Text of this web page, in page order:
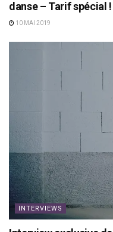
danse – Tarif spécial !
10 MAI 2019
INTERVIEWS